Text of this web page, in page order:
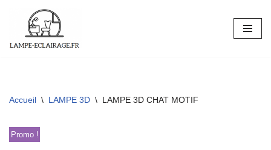
au
Accueil \ LAMPE 3D \ LAMPE 3D CHAT MOTIF
Promo !